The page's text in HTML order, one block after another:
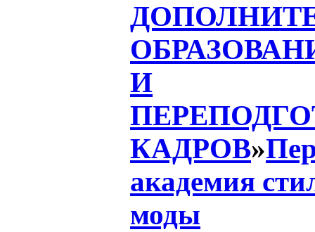
И
КАДРОВ»
академия
моды